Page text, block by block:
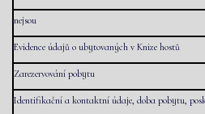
nejsou
Evidence údajů o ubytovaných v Knize hostů
Zarezervování pobytu
Identifikační a kontaktní údaje, doba pobytu,